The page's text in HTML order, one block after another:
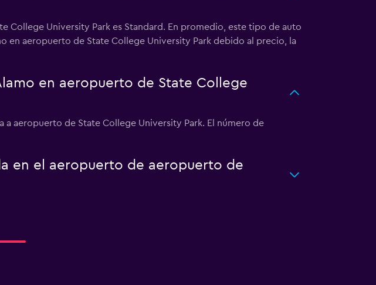
College University Park es Standard. En promedio, este tipo de auto
en aeropuerto de State College University Park debido al precio, la
en aeropuerto de State College
a aeropuerto de State College University Park. El número de
en el aeropuerto de aeropuerto de